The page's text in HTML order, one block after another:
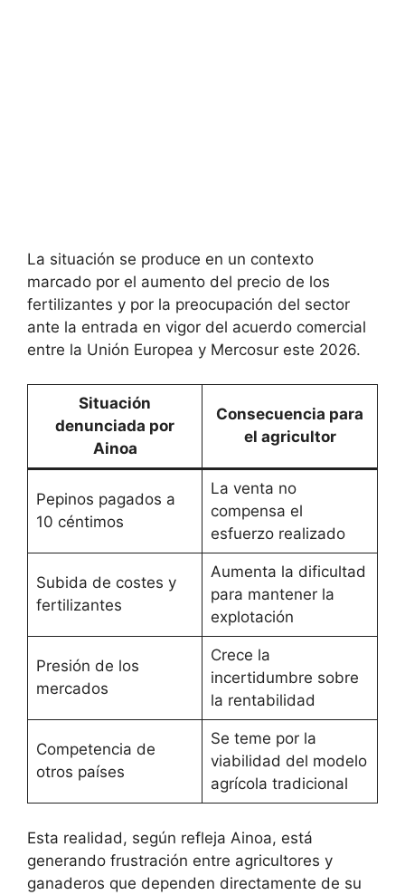
La situación se produce en un contexto
marcado por el aumento del precio de los
fertilizantes y por la preocupación del sector
ante la entrada en vigor del acuerdo comercial
entre la Unión Europea y Mercosur este 2026.
Situación
denunciada por
Ainoa
Consecuencia para
el agricultor
Pepinos pagados a
10 céntimos
La venta no
compensa el
esfuerzo realizado
Subida de costes y
fertilizantes
Aumenta la dificultad
para mantener la
explotación
Presión de los
mercados
Crece la
incertidumbre sobre
la rentabilidad
Competencia de
otros países
Se teme por la
viabilidad del modelo
agrícola tradicional
Esta realidad, según refleja Ainoa, está
generando frustración entre agricultores y
ganaderos que dependen directamente de su